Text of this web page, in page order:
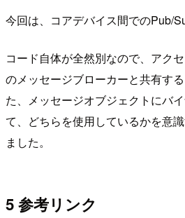
今回は、コアデバイス間でのPub/
コード自体が全然別なので、アク
のメッセージブローカーと共有す
た、メッセージオブジェクトにバ
て、どちらを使用しているかを意
ました。
5 参考リンク